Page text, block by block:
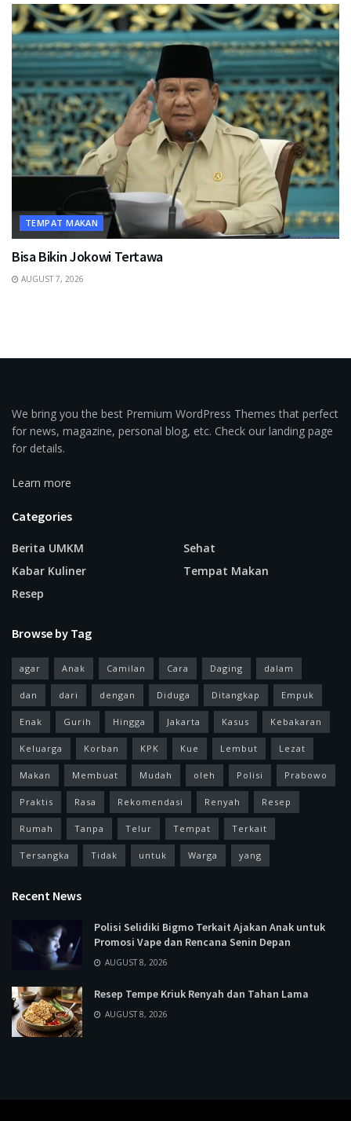
TEMPAT MAKAN
Bisa Bikin Jokowi Tertawa
AUGUST 7, 2026
We bring you the best Premium WordPress Themes that perfect
for news, magazine, personal blog, etc. Check our landing page
for details.
Learn more
Categories
Berita UMKM
Kabar Kuliner
Resep
Sehat
Tempat Makan
Browse by Tag
agar Anak Camilan Cara Daging dalam
dan dari dengan Diduga Ditangkap Empuk
Enak Gurih Hingga Jakarta Kasus Kebakaran
Keluarga Korban KPK Kue Lembut Lezat
Makan Membuat Mudah oleh Polisi Prabowo
Praktis Rasa Rekomendasi Renyah Resep
Rumah Tanpa Telur Tempat Terkait
Tersangka Tidak untuk Warga yang
Recent News
Polisi Selidiki Bigmo Terkait Ajakan Anak untuk
Promosi Vape dan Rencana Senin Depan
AUGUST 8, 2026
Resep Tempe Kriuk Renyah dan Tahan Lama
AUGUST 8, 2026